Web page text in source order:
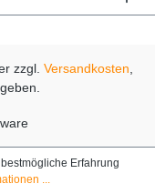
zzgl. Versandkosten
Erfahrung
...